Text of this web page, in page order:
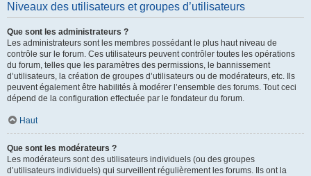
Niveaux des utilisateurs et groupes d’utilisateurs
Que sont les administrateurs ?
Les administrateurs sont les membres possédant le plus haut niveau de
contrôle sur le forum. Ces utilisateurs peuvent contrôler toutes les opérations
du forum, telles que les paramètres des permissions, le bannissement
d’utilisateurs, la création de groupes d’utilisateurs ou de modérateurs, etc. Ils
peuvent également être habilités à modérer l’ensemble des forums. Tout ceci
dépend de la configuration effectuée par le fondateur du forum.
Haut
Que sont les modérateurs ?
Les modérateurs sont des utilisateurs individuels (ou des groupes
d’utilisateurs individuels) qui surveillent régulièrement les forums. Ils ont la